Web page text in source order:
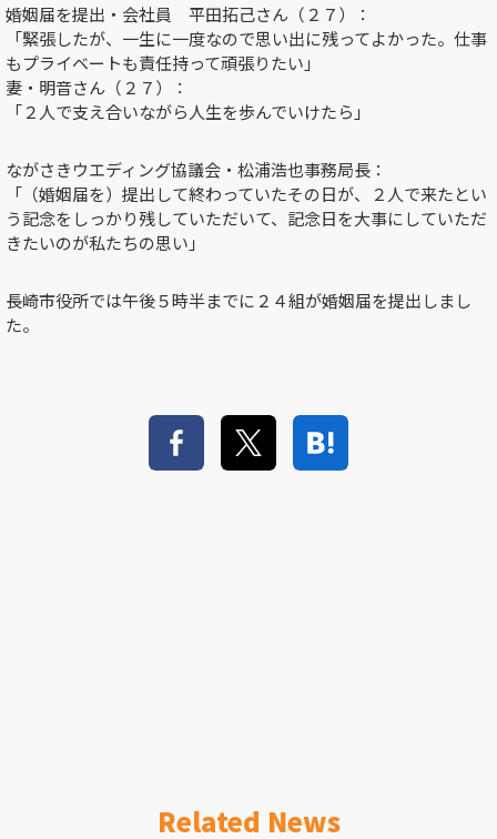
婚姻届を提出・会社員 平田拓己さん（２７）：
「緊張したが、一生に一度なので思い出に残ってよかった。仕事
もプライベートも責任持って頑張りたい」
妻・明音さん（２７）：
「２人で支え合いながら人生を歩んでいけたら」
ながさきウエディング協議会・松浦浩也事務局長：
「（婚姻届を）提出して終わっていたその日が、２人で来たとい
う記念をしっかり残していただいて、記念日を大事にしていただ
きたいのが私たちの思い」
長崎市役所では午後５時半までに２４組が婚姻届を提出しまし
た。
Related News